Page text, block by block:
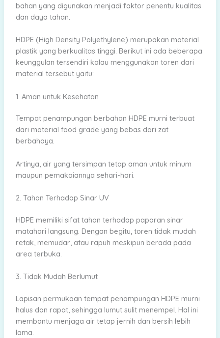
bahan yang digunakan menjadi faktor penentu kualitas
dan daya tahan.
HDPE (High Density Polyethylene) merupakan material
plastik yang berkualitas tinggi. Berikut ini ada beberapa
keunggulan tersendiri kalau menggunakan toren dari
material tersebut yaitu:
1. Aman untuk Kesehatan
Tempat penampungan berbahan HDPE murni terbuat
dari material food grade yang bebas dari zat
berbahaya.
Artinya, air yang tersimpan tetap aman untuk minum
maupun pemakaiannya sehari-hari.
2. Tahan Terhadap Sinar UV
HDPE memiliki sifat tahan terhadap paparan sinar
matahari langsung. Dengan begitu, toren tidak mudah
retak, memudar, atau rapuh meskipun berada pada
area terbuka.
3. Tidak Mudah Berlumut
Lapisan permukaan tempat penampungan HDPE murni
halus dan rapat, sehingga lumut sulit menempel. Hal ini
membantu menjaga air tetap jernih dan bersih lebih
lama.